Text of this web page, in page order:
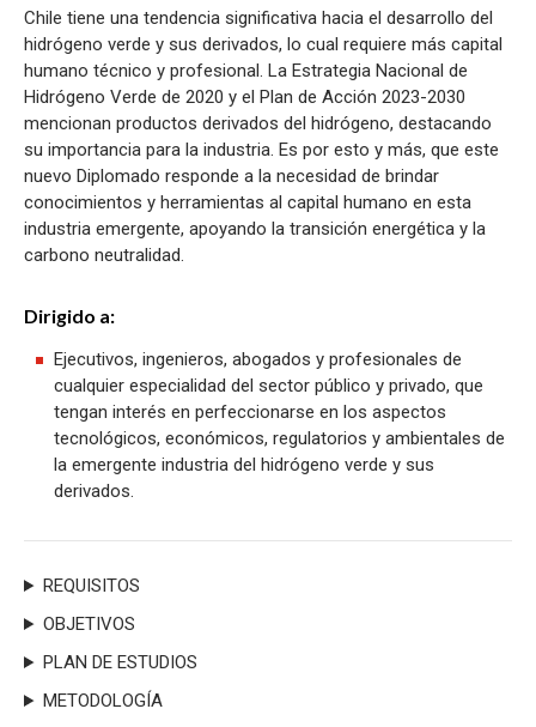
Chile tiene una tendencia significativa hacia el desarrollo del
hidrógeno verde y sus derivados, lo cual requiere más capital
humano técnico y profesional. La Estrategia Nacional de
Hidrógeno Verde de 2020 y el Plan de Acción 2023-2030
mencionan productos derivados del hidrógeno, destacando
su importancia para la industria. Es por esto y más, que este
nuevo Diplomado responde a la necesidad de brindar
conocimientos y herramientas al capital humano en esta
industria emergente, apoyando la transición energética y la
carbono neutralidad.
Dirigido a:
Ejecutivos, ingenieros, abogados y profesionales de
cualquier especialidad del sector público y privado, que
tengan interés en perfeccionarse en los aspectos
tecnológicos, económicos, regulatorios y ambientales de
la emergente industria del hidrógeno verde y sus
derivados.
REQUISITOS
OBJETIVOS
PLAN DE ESTUDIOS
METODOLOGÍA